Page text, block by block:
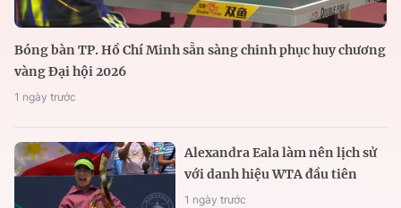
Bóng bàn TP. Hồ Chí Minh sẵn sàng chinh phục huy chương
vàng Đại hội 2026
1 ngày trước
Alexandra Eala làm nên lịch sử
với danh hiệu WTA đầu tiên
1 ngày trước